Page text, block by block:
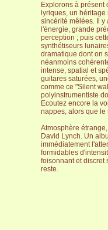
Explorons à présent
lyriques, un
sincérité mêlées. Il y
l'énergie, grande
perception ; puis
synthétiseurs
dramatique dont on
néanmoins
intense, spatial et
guitares saturées,
comme ce "Silent
polyinstrumentiste
Ecoutez encore la
nappes, alors que
Atmosphère
David Lynch. Un
immédiatement
formidables
foisonnant et discret
reste.